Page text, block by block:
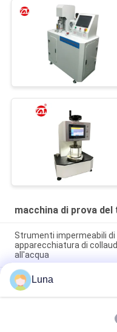
macchina di prova
Strumenti impermeabili
apparecchiatura di
all'acqua
Tester completamente
tessuto, nessuno
Macchina automatica di
Con sistema di controllo
Luna